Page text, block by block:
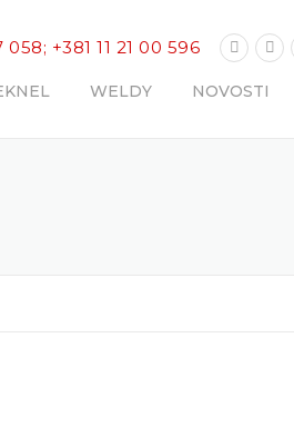
058; +381 11 21 00 596
WELDY NOVOSTI